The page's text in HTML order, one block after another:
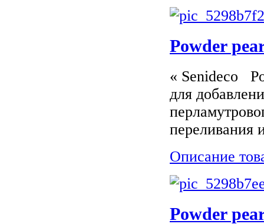
Powder
« Senideco
для
переливания
Описание
Powder